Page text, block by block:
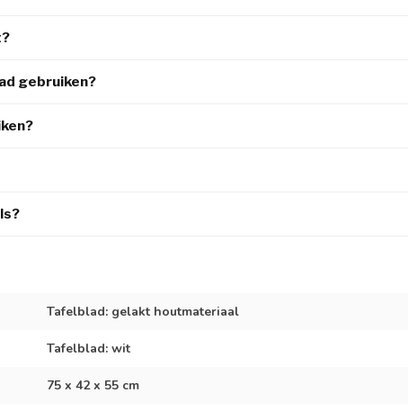
gebruiken?
Tafelblad: gelakt houtmateriaal
Tafelblad: wit
75 x 42 x 55 cm